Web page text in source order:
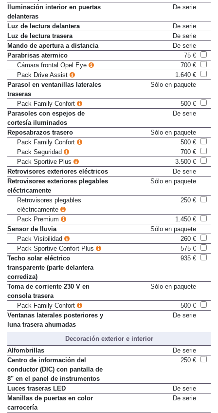
Pack Sportive Confort Plus
575 €
Iluminación interior en puertas
delanteras
Luz de lectura delantera
De serie
Luz de lectura trasera
De serie
Mando de apertura a distancia
De serie
Parabrisas atermico
75 €
Cámara frontal Opel Eye
700 €
Pack Drive Assist
1.640 €
Parasol en ventanillas laterales
traseras
Pack Family Confort
500 €
Parasoles con espejos de
cortesía iluminados
Reposabrazos trasero
Sólo en paquete
Pack Family Confort
500 €
Pack Seguridad
700 €
Pack Sportive Plus
3.500 €
Retrovisores exteriores eléctricos
De serie
Retrovisores exteriores plegables
eléctricamente
Retrovisores plegables
eléctricamente
Pack Premium
1.450 €
Sensor de lluvia
Sólo en paquete
Pack Visibilidad
260 €
Pack Sportive Confort Plus
575 €
Techo solar eléctrico
transparente (parte delantera
corrediza)
Toma de corriente 230 V en
consola trasera
Pack Family Confort
500 €
Ventanas laterales posteriores y
Decoración exterior e interior
Alfombrillas
De serie
Centro de información del
conductor (DIC) con pantalla de
8" en el panel de instrumentos
Luces traseras LED
De serie
Manillas de puertas en color